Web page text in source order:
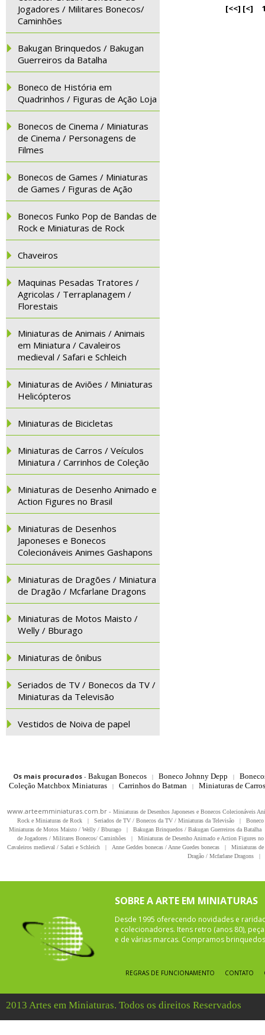
Jogadores / Militares Bonecos/
Caminhões
Bakugan Brinquedos / Bakugan
Guerreiros da Batalha
Boneco de História em
Quadrinhos / Figuras de Ação Loja
Bonecos de Cinema / Miniaturas
de Cinema / Personagens de
Filmes
Bonecos de Games / Miniaturas
de Games / Figuras de Ação
Bonecos Funko Pop de Bandas de
Rock e Miniaturas de Rock
Chaveiros
Maquinas Pesadas Tratores /
Agricolas / Terraplanagem /
Florestais
Miniaturas de Animais / Animais
em Miniatura / Cavaleiros
medieval / Safari e Schleich
Miniaturas de Aviões / Miniaturas
Helicópteros
Miniaturas de Bicicletas
Miniaturas de Carros / Veículos
Miniatura / Carrinhos de Coleção
Miniaturas de Desenho Animado e
Action Figures no Brasil
Miniaturas de Desenhos
Japoneses e Bonecos
Colecionáveis Animes Gashapons
Miniaturas de Dragões / Miniatura
de Dragão / Mcfarlane Dragons
Miniaturas de Motos Maisto /
Welly / Bburago
Miniaturas de ônibus
Seriados de TV / Bonecos da TV /
Miniaturas da Televisão
Vestidos de Noiva de papel
[<<] [<]
Os mais procurados- Bakugan Bonecos | Boneco Johnny Depp |
Coleção Matchbox Miniaturas
| Carrinhos do Batman | Miniaturas de
www.arteemminiaturas.com.br - Miniaturas de Desenhos Japoneses e Bonecos Colecionáveis
Rock e Miniaturas de Rock
| Seriados de TV / Bonecos da TV / Miniaturas da Televisão |
Miniaturas de Motos Maisto / Welly / Bburago
| Bakugan Brinquedos / Bakugan Guerreiros da Batalha
de Jogadores / Militares Bonecos/ Caminhões
|
Miniaturas de Desenho Animado e Action Figures
Cavaleiros medieval / Safari e Schleich
| Anne Geddes bonecas / Anne Guedes bonecas |
Miniaturas
Dragão / Mcfarlane Dragons
|
SOBRE A ARTE EM MINIATURAS
Desde 1995 oferecendo novidades e
e colecionadores. Itens retro (anos 80),
e de várias marcas. Compramos
REGRAS DE FUNCIONAMENTO CONTATO
2013 Artes em Miniaturas. Todos os direitos Reservados